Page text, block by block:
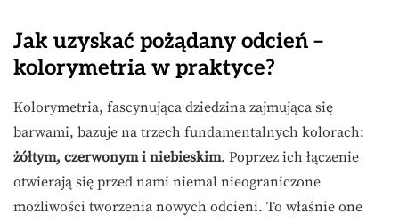
Jak uzyskać pożądany odcień –
kolorymetria w praktyce?
Kolorymetria, fascynująca dziedzina zajmująca się
barwami, bazuje na trzech fundamentalnych kolorach:
żółtym, czerwonym i niebieskim. Poprzez ich łączenie
otwierają się przed nami niemal nieograniczone
możliwości tworzenia nowych odcieni. To właśnie one